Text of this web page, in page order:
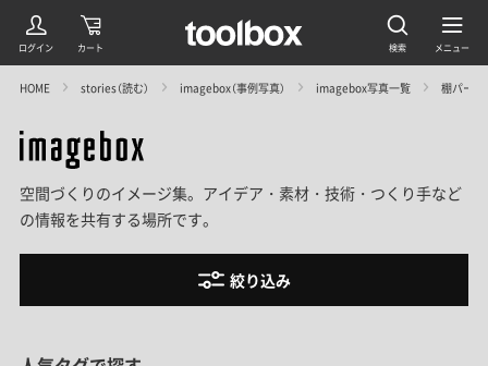
HOME stories（読む） imagebox（事例写真） imagebox写真一覧 棚パーツ
空間づくりのイメージ集。アイデア・素材・技術・つくり手など
の情報を共有する場所です。
絞り込み